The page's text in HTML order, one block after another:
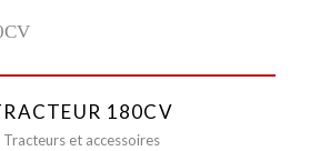
180CV
Tracteurs et accessoires